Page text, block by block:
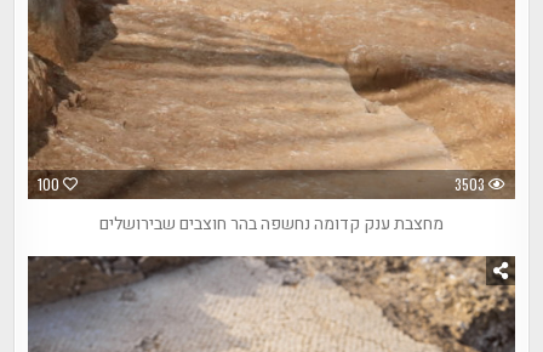
100 3503
מחצבת ענק קדומה נחשפה בהר חוצבים שבירושלים